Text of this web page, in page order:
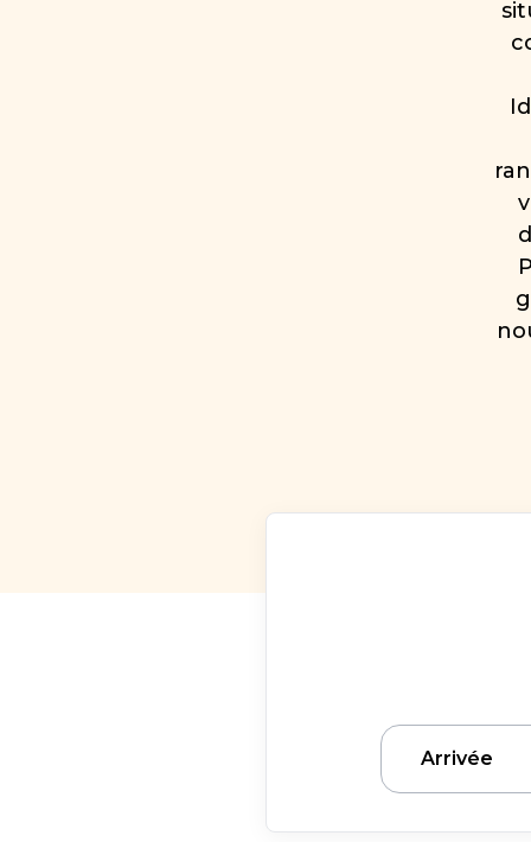
Arrivée